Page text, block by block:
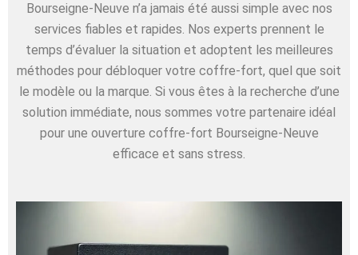
Bourseigne-Neuve n’a jamais été aussi simple avec nos
services fiables et rapides. Nos experts prennent le
temps d’évaluer la situation et adoptent les meilleures
méthodes pour débloquer votre coffre-fort, quel que soit
le modèle ou la marque. Si vous êtes à la recherche d’une
solution immédiate, nous sommes votre partenaire idéal
pour une ouverture coffre-fort Bourseigne-Neuve
efficace et sans stress.